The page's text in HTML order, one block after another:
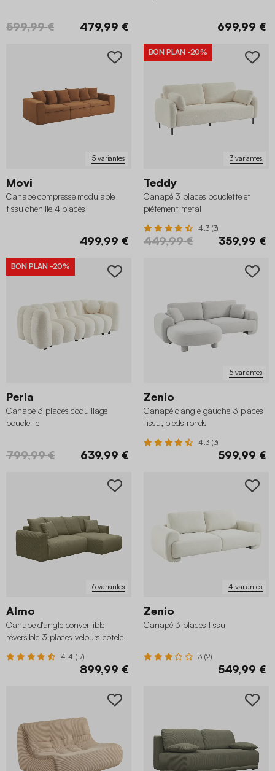
599,99 € 479,99 € 699,99 €
5 variantes
Movi
Canapé compressé modulable
tissu chenille 4 places
499,99 €
3 variantes
BON PLAN -20%
Teddy
Canapé 3 places bouclette et
piétement métal
4.3 (3)
449,99 € 359,99 €
BON PLAN -20%
Perla
Canapé 3 places coquillage
bouclette
799,99 € 639,99 €
5 variantes
Zenio
Canapé d'angle gauche 3 places
tissu, pieds ronds
4.3 (3)
599,99 €
6 variantes
Almo
Canapé d'angle convertible
réversible 3 places velours côtelé
4.4 (17)
899,99 €
4 variantes
Zenio
Canapé 3 places tissu
3 (2)
549,99 €